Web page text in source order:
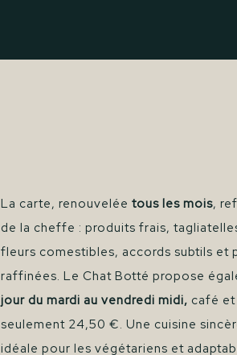
La carte, renouvelée tous les mois,
de la cheffe : produits frais,
fleurs comestibles, accords subtils et
raffinées. Le Chat Botté propose
jour du mardi au vendredi midi, café et
seulement 24,50 €. Une cuisine
idéale pour les végétariens et